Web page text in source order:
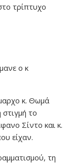
τρίπτυχο
ο κ
κ. Θωμά
το
Σίντο και κ.
είχαν.
τη